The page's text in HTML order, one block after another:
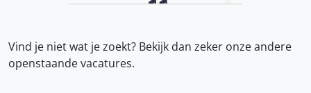
Vind je niet wat je zoekt? Bekijk dan zeker onzeandere
openstaande vacatures.